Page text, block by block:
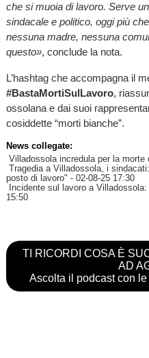
che si muoia di lavoro. Serve
sindacale e politico, oggi più
nessuna madre, nessuna
questo», conclude la nota.
L’hashtag che accompagna il
#BastaMortiSulLavoro,
ossolana e dai suoi
cosiddette “morti bianche”.
News collegate:
Villadossola incredula per la morte
Tragedia a Villadossola, i
posto di lavoro" - 02-08-25 17:30
Incidente sul lavoro a
15:50
TI RICORDI COSA È
AD
Ascolta il podcast con